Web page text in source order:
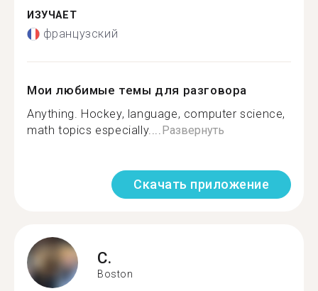
ИЗУЧАЕТ
французский
Мои любимые темы для разговора
Anything. Hockey, language, computer science,
math topics especially....Развернуть
Скачать приложение
C.
Boston